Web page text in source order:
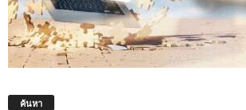
ค้นหา